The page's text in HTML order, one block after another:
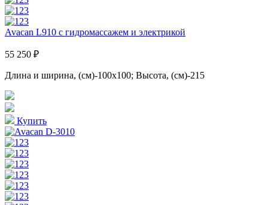
Avacan L910 с гидромассажем и электрикой
55 250 ₽
Длина и ширина, (см)-100x100; Высота, (см)-215
Купить